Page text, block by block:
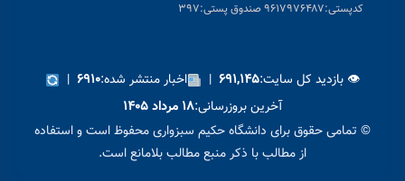
کدپستی:۹۶۱۷۹۷۶۴۸۷ صندوق پستی:۳۹۷
👁 بازدید کل سایت:۶۹۱,۱۴۵ | اخبار منتشر شده:۶۹۱۰ |
آخرین بروزرسانی:۱۸ مرداد ۱۴۰۵
© تمامی حقوق برای دانشگاه حکیم سبزواری محفوظ است و استفاده
از مطالب با ذکر منبع مطالب بلامانع است.